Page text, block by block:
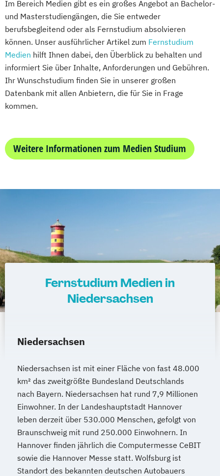
Wirtschaftsingenieurwesen und
Maschinenbau
Wirtschaftspsychologie & Künstliche
Intelligenz
Wirtschaftspsychologie & Leadership
Wirtschaftspsychologie (DE/EN))
Wirtschaftspsychologie im Online-
Abendstudium
Mechatronik
Mechatronik (M. Eng.) 3 oder 4 Semester
Mediengestaltung
Medizintechnik (B. Eng.)/(B. Sc.)
Nachhaltiges Design
Nationale und internationale Zertifizierung
und Produktkennzeichnung
New Venture Management
Prozesssimulation in der
Verfahrenstechnik
Wasserstofftechnologien
Weiterbildung IT Sicherheit Management
Wirtschaftsinformatik
Wirtschaftsingenieurwesen
Wirtschaftsingenieurwesen
Baumanagement
Wirtschaftsingenieurwesen Digitale
Energien (B. Eng.) 6 oder 7 Semester
Intelligenz (B. Eng.) 6 oder 7 Semester
Wirtschaftsingenieurwesen Lebensmittel
(B. Eng.) 6 oder 7 Semester
Wirtschaftsingenieurwesen Logistik (B.
Eng.) 6 ode 7 Semester
Wirtschaftsingenieurwesen für Ingenieure
Wirtschaftsingenieurwesen für
Wirtschaftswissenschaftler
Wirtschaftsinformatik
Wirtschaftsprivatrecht kompakt
Wirtschaftswissenschaft
Im Bereich Medien gibt es ein großes Angebot an Bachelor-
und Masterstudiengängen, die Sie entweder
berufsbegleitend oder als Fernstudium absolvieren
können. Unser ausführlicher Artikel zum Fernstudium
Medien hilft Ihnen dabei, den Überblick zu behalten und
informiert Sie über Inhalte, Anforderungen und Gebühren.
Ihr Wunschstudium finden Sie in unserer großen
Datenbank mit allen Anbietern, die für Sie in Frage
kommen.
Weitere Informationen zum Medien Studium
Fernstudium Medien in
Niedersachsen
Niedersachsen
Niedersachsen ist mit einer Fläche von fast 48.000
km² das zweitgrößte Bundesland Deutschlands
nach Bayern. Niedersachsen hat rund 7,9 Millionen
Einwohner. In der Landeshauptstadt Hannover
leben derzeit über 530.000 Menschen, gefolgt von
Braunschweig mit rund 250.000 Einwohnern. In
Hannover finden jährlich die Computermesse CeBIT
sowie die Hannover Messe statt. Wolfsburg ist
Standort des bekannten deutschen Autobauers